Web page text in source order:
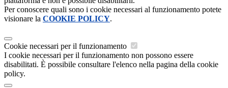
Per conoscere quali sono i cookie necessari al funzionamento potete
visionare la COOKIE POLICY.
Cookie necessari per il funzionamento
I cookie necessari per il funzionamento non possono essere
disabilitati. È possibile consultare l'elenco nella pagina della cookie
policy.